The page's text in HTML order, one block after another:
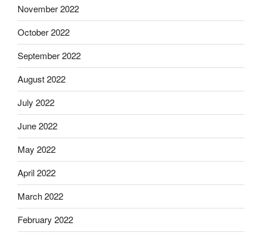
November 2022
October 2022
September 2022
August 2022
July 2022
June 2022
May 2022
April 2022
March 2022
February 2022